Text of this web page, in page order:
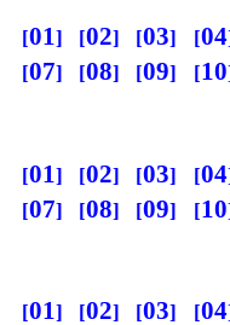
01 02 03 04
07
08 09 10
01 02 03 04
07
08 09 10
01 02 03 04